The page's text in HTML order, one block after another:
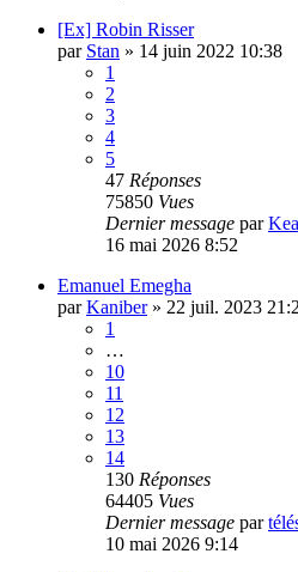
[Ex] Robin Risser
par Stan » 14 juin 2022 10:38
1
2
3
4
5
47 Réponses
75850 Vues
Dernier message par
16 mai 2026 8:52
Emanuel Emegha
parKaniber» 22 juil. 2023
1
…
10
11
12
13
14
130 Réponses
64405 Vues
Dernier message par
10 mai 2026 9:14